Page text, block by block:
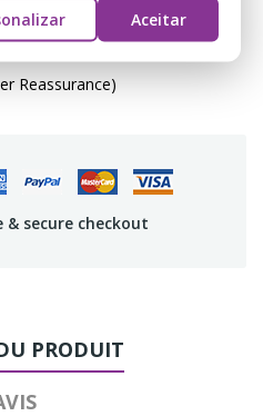
Reassurance)
secure checkout
PRODUIT
Aceitar